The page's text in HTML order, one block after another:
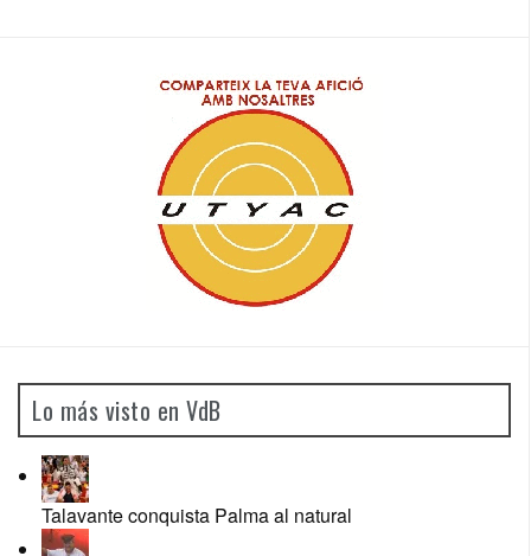
Lo más visto en VdB
Talavante conquista Palma al natural